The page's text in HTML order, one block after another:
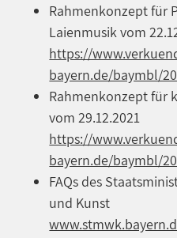
Rahmenkonzept für
Laienmusik vom
https://
bayern.de/baymbl/
Rahmenkonzept für
vom 29.12.2021
https://
bayern.de/baymbl/
FAQs des
und Kunst